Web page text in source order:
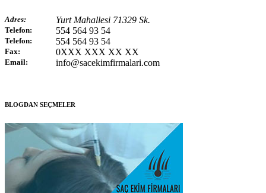
Adres: Yurt Mahallesi 71329 Sk.
Telefon: 554 564 93 54
Telefon: 554 564 93 54
Fax: 0XXX XXX XX XX
Email: info@sacekimfirmalari.com
BLOGDAN SEÇMELER